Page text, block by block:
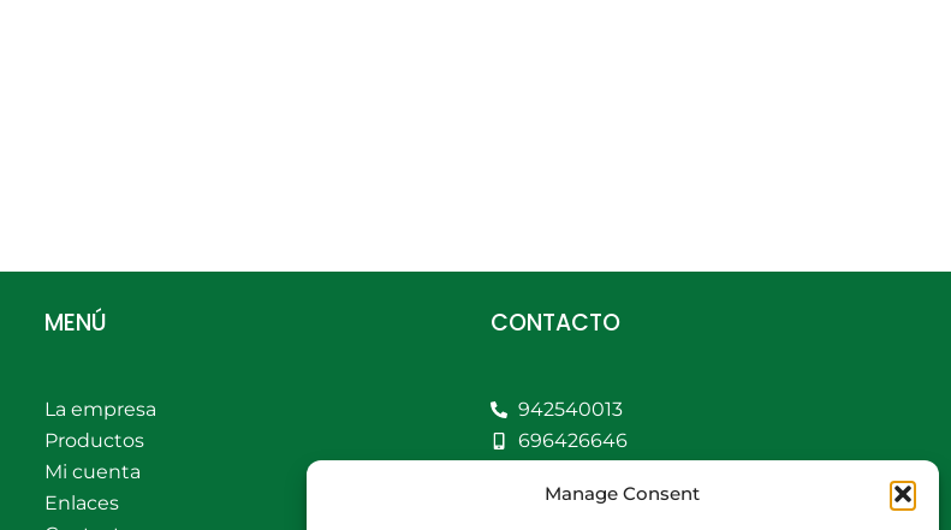
Manage Consent
MENÚ
La empresa
Productos
Mi cuenta
Enlaces
CONTACTO
942540013
696426646
comercial@bediaycabarga.com